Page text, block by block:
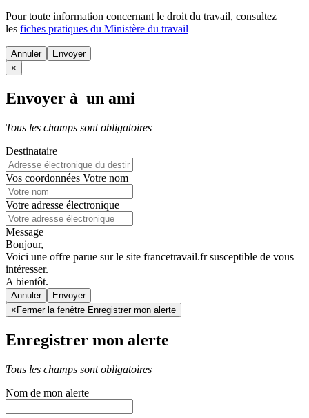
Pour toute information concernant le droit du travail, consultez
les fiches pratiques du Ministère du travail
Annuler
×
Envoyer à un ami
Tous les champs sont obligatoires
Destinataire
Vos coordonnées Votre nom
Votre adresse électronique
Message
Bonjour,
Voici une offre parue sur le site francetravail.fr susceptible de vous
intéresser.
A bientôt.
Annuler
× Fermer la fenêtre Enregistrer mon alerte
Enregistrer mon alerte
Tous les champs sont obligatoires
Nom de mon alerte